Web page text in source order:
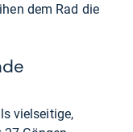
dem Rad die
vielseitige,